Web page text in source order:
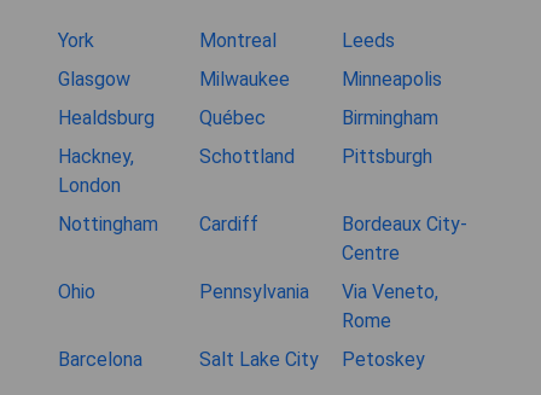
York Montreal
Leeds
Glasgow
Milwaukee
Minneapolis
Healdsburg
Québec
Birmingham
Hackney,
London
Schottland Pittsburgh
Nottingham Cardiff
Bordeaux City-
Centre
Ohio
Pennsylvania
Via Veneto,
Rome
Barcelona
Salt Lake City Petoskey